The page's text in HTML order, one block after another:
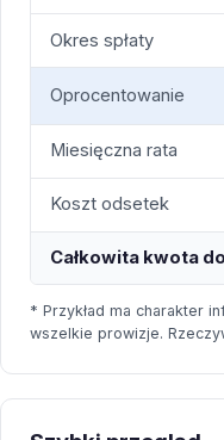
Okres spłaty
Oprocentowanie
Miesięczna rata
Koszt odsetek
Całkowita kwota
* Przykład ma charakter
wszelkie prowizje.